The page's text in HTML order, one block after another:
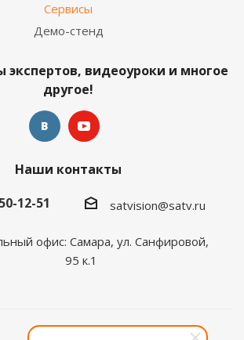
Сервисы
Демо-стенд
экспертов, видеоуроки и многое
другое!
Наши контакты
12-51
satvision@satv.ru
офис: Самара, ул. Санфировой,
95 к.1